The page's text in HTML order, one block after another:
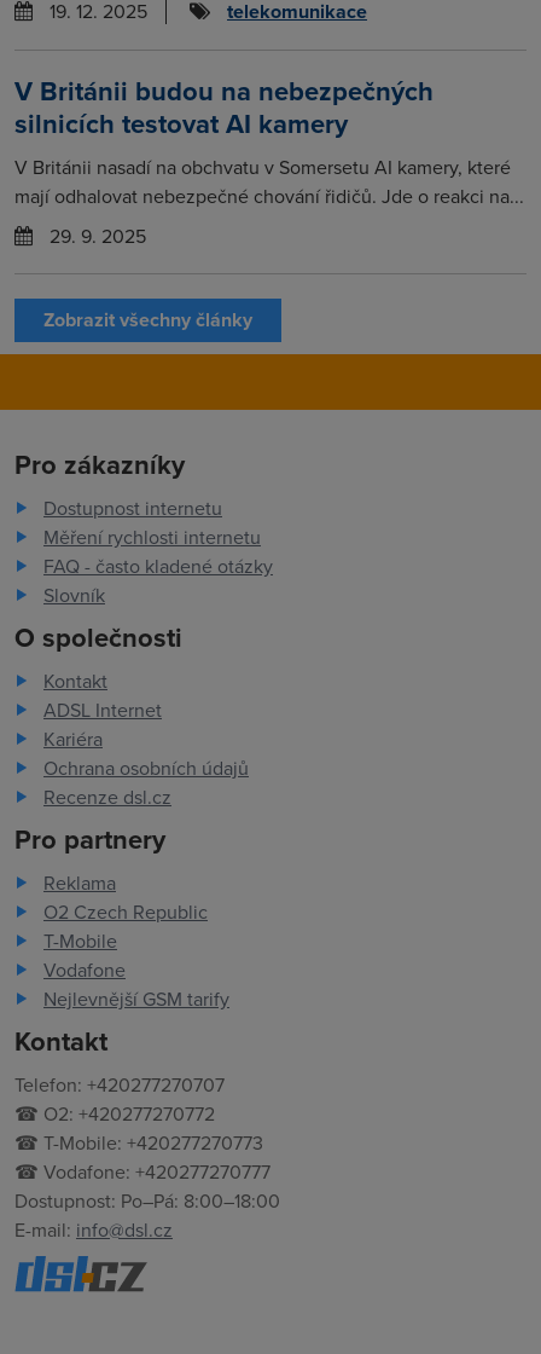
19. 12. 2025
telekomunikace
V Británii budou na nebezpečných
silnicích testovat AI kamery
V Británii nasadí na obchvatu v Somersetu AI kamery, které
mají odhalovat nebezpečné chování řidičů. Jde o reakci na...
29. 9. 2025
Zobrazit všechny články
Pro zákazníky
Dostupnost internetu
Měření rychlosti internetu
FAQ - často kladené otázky
Slovník
O společnosti
Kontakt
ADSL Internet
Kariéra
Ochrana osobních údajů
Recenze dsl.cz
Pro partnery
Reklama
O2 Czech Republic
T-Mobile
Vodafone
Nejlevnější GSM tarify
Kontakt
Telefon: +420277270707
☎ O2: +420277270772
☎ T-Mobile: +420277270773
☎ Vodafone: +420277270777
Dostupnost: Po–Pá: 8:00–18:00
E-mail: info@dsl.cz